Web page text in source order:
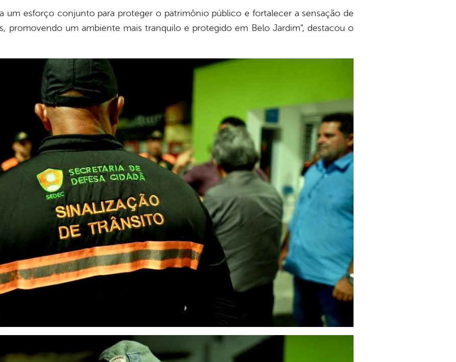
um esforço conjunto para proteger o patrimônio público e fortalecer a sensação de
promovendo um ambiente mais tranquilo e protegido em Belo Jardim”, destacou o